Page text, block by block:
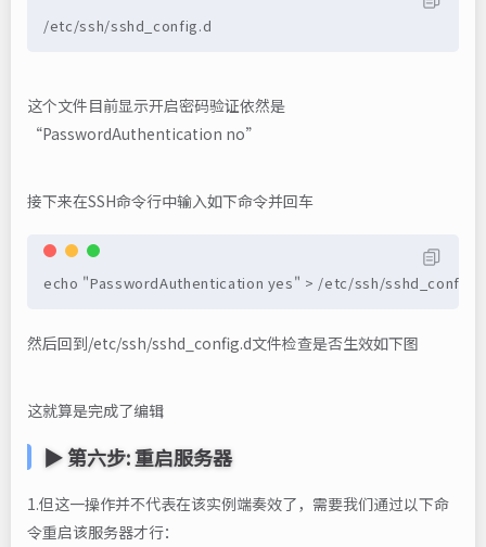
/etc/ssh/sshd_config.d
这个文件目前显示开启密码验证依然是
“PasswordAuthentication no”
接下来在SSH命令行中输入如下命令并回车
echo "PasswordAuthentication yes" > /etc/ssh/
然后回到/etc/ssh/sshd_config.d文件检查是否生效如下图
这就算是完成了编辑
▶ 第六步: 重启服务器
1.但这一操作并不代表在该实例端奏效了，需要我们通过以下命
令重启该服务器才行：